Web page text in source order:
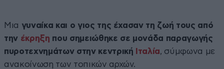
Μια γυναίκα και ο γιος της έχασαν τη ζωή τους από
την έκρηξη που σημειώθηκε σε μονάδα παραγωγής
πυροτεχνημάτων στην κεντρική
Ιταλία, σύμφωνα με
ανακοίνωση των τοπικών αρχών.